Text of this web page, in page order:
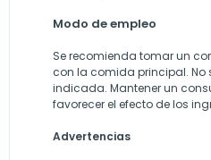
Modo de empleo
Se recomienda tomar un
con la comida principal. No
indicada. Mantener un
favorecer el efecto de los
Advertencias